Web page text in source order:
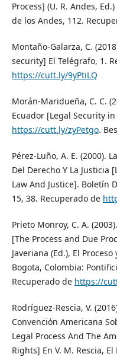
Process] (U. R. Andes,
de los Andes, 112.
Montaño-Galarza, C.
security] El Telégrafo, 1.
https://cutt.ly/9yPtiLQ
Morán-Maridueña, C. C.
Ecuador [Legal Security
https://cutt.ly/zyPetgo.
Pérez-Luño, A. E. (2000).
Del Derecho Y La Justicia
Law And Justice]. Boletín
15, 38. Recuperado de
Prieto Monroy, C. A.
[The Process and Due
Javeriana (Ed.), El
Bogota, Colombia:
Recuperado de https://
Rodríguez-Rescia, V.
Convención Americana
Legal Process And The
Rights] En V. M. Rescia,